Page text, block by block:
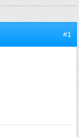
#1